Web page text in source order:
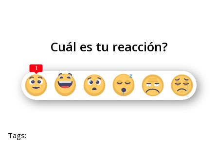
Cuál es tu reacción?
1
Tags: